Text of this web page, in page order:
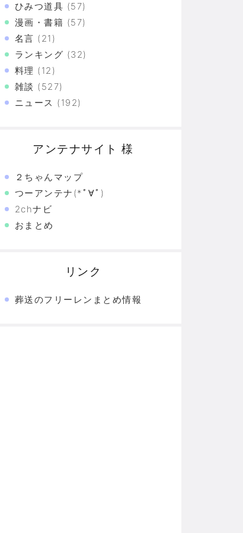
ひみつ道具 (57)
漫画・書籍 (57)
名言 (21)
ランキング (32)
料理 (12)
雑談 (527)
ニュース (192)
アンテナサイト 様
２ちゃんマップ
つーアンテナ(*ﾟ∀ﾟ)
2chナビ
おまとめ
リンク
葬送のフリーレンまとめ情報